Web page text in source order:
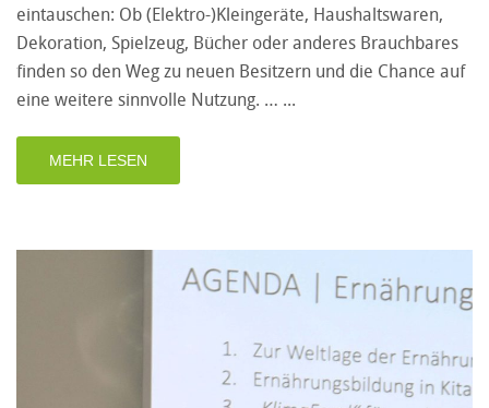
eintauschen: Ob (Elektro-)Kleingeräte, Haushaltswaren,
Dekoration, Spielzeug, Bücher oder anderes Brauchbares
finden so den Weg zu neuen Besitzern und die Chance auf
eine weitere sinnvolle Nutzung. …
MEHR LESEN